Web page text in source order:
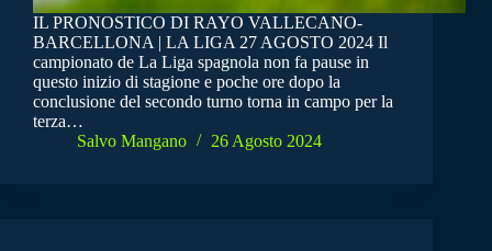
IL PRONOSTICO DI RAYO VALLECANO-
BARCELLONA | LA LIGA 27 AGOSTO 2024 Il
campionato de La Liga spagnola non fa pause in
questo inizio di stagione e poche ore dopo la
conclusione del secondo turno torna in campo per la
terza…
Salvo Mangano
26 Agosto 2024